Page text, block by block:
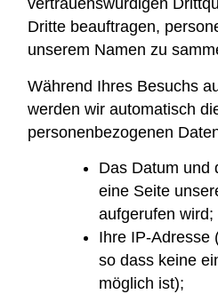
vertrauenswürdigen
Dritte beauftragen,
unserem Namen zu
Während Ihres Besuchs
werden wir automatisch
personenbezogenen
Das Datum und
eine Seite
aufgerufen wird;
Ihre IP-Adresse
so dass keine
möglich ist);